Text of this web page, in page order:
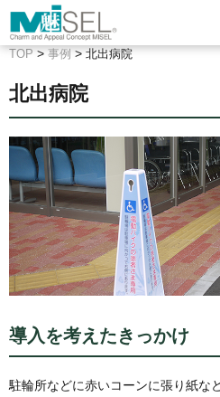
TOP>事例 >北出病院
北出病院
導入を考えたきっかけ
駐輪所などに赤いコーンに張り紙な